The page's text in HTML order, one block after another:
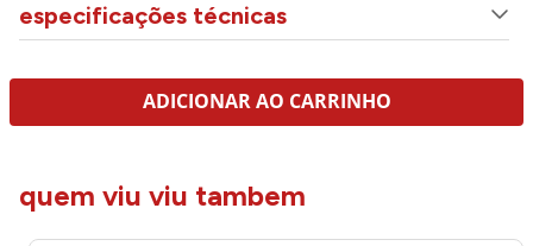
especificações técnicas
ADICIONAR AO CARRINHO
quem viu viu tambem